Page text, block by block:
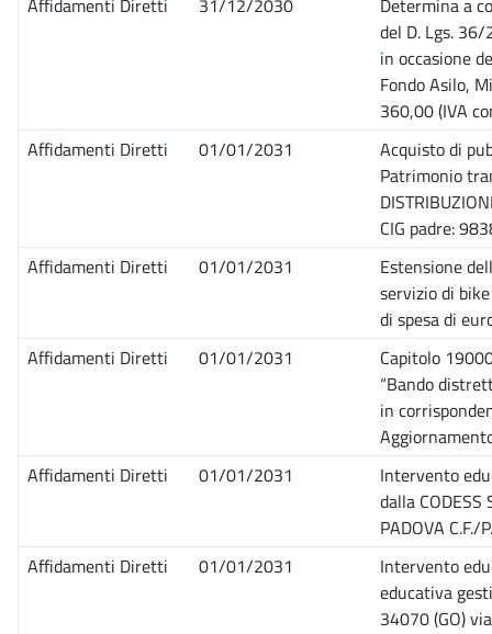
Affidamenti Diretti
31/12/2030
Determina a
del D. Lgs.
in occasione
Fondo Asilo,
360,00 (IVA
Affidamenti Diretti
01/01/2031
Acquisto di
Patrimonio
CIG padre:
Affidamenti Diretti
01/01/2031
Estensione
servizio di
di spesa di
Affidamenti Diretti
01/01/2031
Capitolo
“Bando
in
Affidamenti Diretti
01/01/2031
Intervento
dalla
PADOVA
Affidamenti Diretti
01/01/2031
Intervento
educativa
34070 (GO)